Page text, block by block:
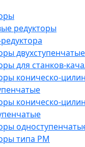
редукторы
двухступенчатые
для станков-
коническо-
коническо-
типа РМ